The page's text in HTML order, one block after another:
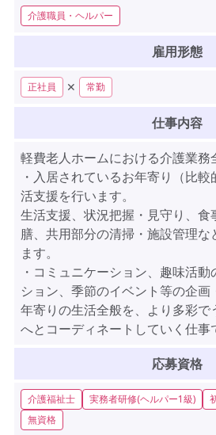
介護職員・ヘルパー
雇用形態
正社員 ✕ 常勤
仕事内容
軽費老人ホームにおける介護業務
・入居されているお年寄り（比
活支援を行います。
生活支援、状況把握・見守り、食
膳、共用部分の清掃・施設管理な
ます。
・コミュニケーション、趣味活
ション、季節のイベント等の企
年寄りの生活全般を、より多彩で
へとコーディネートしていく仕事
応募資格
介護福祉士 実務者研修(ヘルパー1級)
無資格